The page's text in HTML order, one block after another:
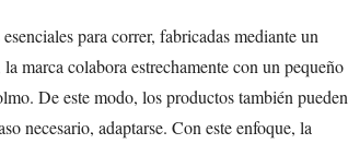
para correr, fabricadas mediante un
marca colabora estrechamente con un pequeño
De este modo, los productos también pueden
necesario, adaptarse. Con este enfoque, la